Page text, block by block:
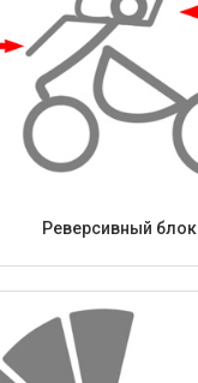
Реверсивный блок